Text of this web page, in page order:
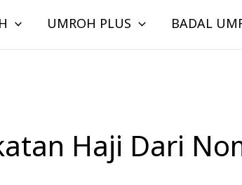
UMROH PLUS BADAL
Haji Dari